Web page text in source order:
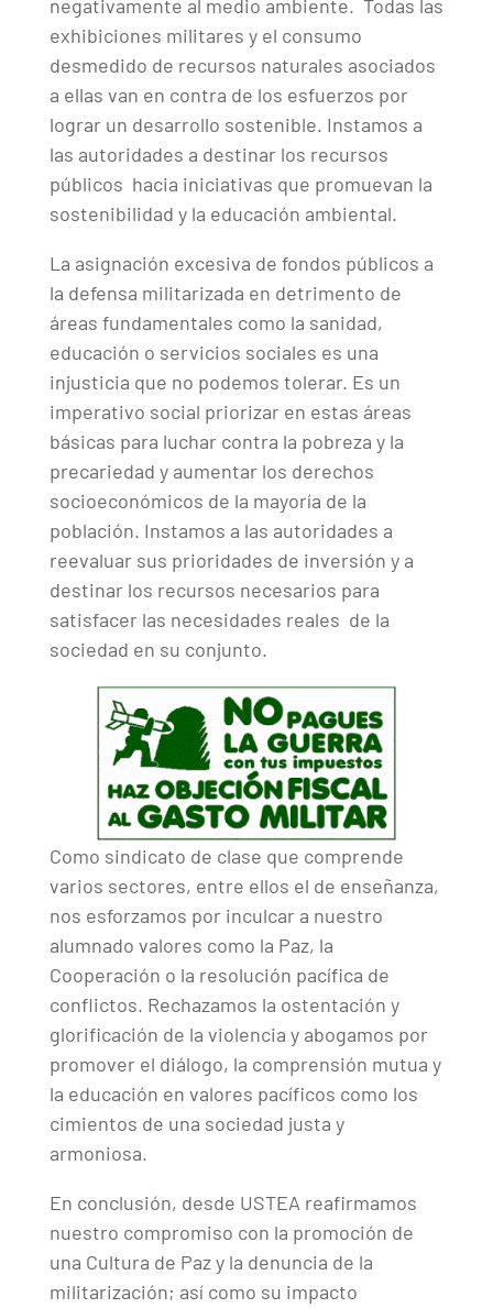
negativamente al medio ambiente. Todas las
exhibiciones militares y el consumo
desmedido de recursos naturales asociados
a ellas van en contra de los esfuerzos por
lograr un desarrollo sostenible. Instamos a
las autoridades a destinar los recursos
públicos hacia iniciativas que promuevan la
sostenibilidad y la educación ambiental.
La asignación excesiva de fondos públicos a
la defensa militarizada en detrimento de
áreas fundamentales como la sanidad,
educación o servicios sociales es una
injusticia que no podemos tolerar. Es un
imperativo social priorizar en estas áreas
básicas para luchar contra la pobreza y la
precariedad y aumentar los derechos
socioeconómicos de la mayoría de la
población. Instamos a las autoridades a
reevaluar sus prioridades de inversión y a
destinar los recursos necesarios para
satisfacer las necesidades reales de la
sociedad en su conjunto.
Como sindicato de clase que comprende
varios sectores, entre ellos el de enseñanza,
nos esforzamos por inculcar a nuestro
alumnado valores como la Paz, la
Cooperación o la resolución pacífica de
conflictos. Rechazamos la ostentación y
glorificación de la violencia y abogamos por
promover el diálogo, la comprensión mutua y
la educación en valores pacíficos como los
cimientos de una sociedad justa y
armoniosa.
En conclusión, desde USTEA reafirmamos
nuestro compromiso con la promoción de
una Cultura de Paz y la denuncia de la
militarización; así como su impacto